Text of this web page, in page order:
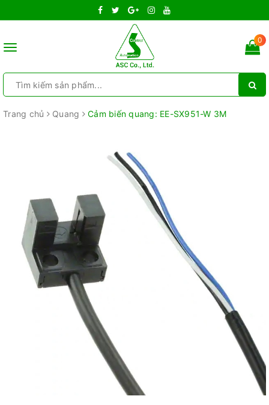
Toggle
0
Trang chủ Quang Cảm biến quang: EE-SX951-W 3M